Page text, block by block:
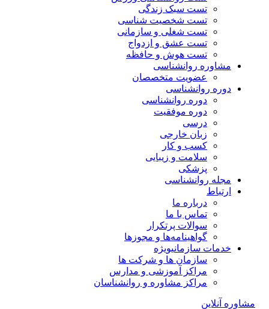
تست سبک زندگی
تست شخصیت شناسی
تست شغلی و سازمانی
تست عشق و ازدواج
تست هوش و حافظه
مشاوره روانشناسی
عضویت متخصصان
دوره روانشناسی
دوره روانشناسی
دوره موفقیت
درسی
زبان خارجی
کسب و کار
سلامت و زیبایی
پزشکی
مجله روانشناسی
ارتباط
درباره ما
تماس با ما
سوالات پرتکرار
گواهینامه‌ها و مجوزها
خدمات سازمانیویژه
سازمان ها و شرکت ها
مراکز آموزشی و مدارس
مراکز مشاوره و روانشناسان
مشاوره آنلاین